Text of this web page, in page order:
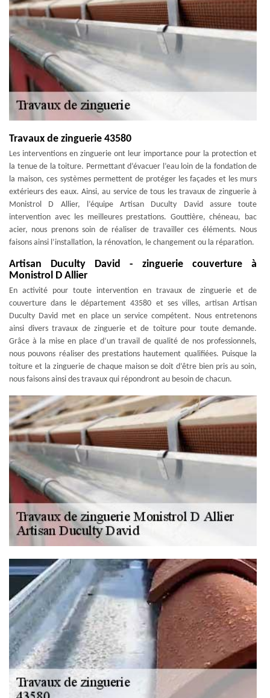
Travaux de zinguerie 43580
Les interventions en zinguerie ont leur importance pour la protection et
la tenue de la toiture. Permettant d’évacuer l’eau loin de la fondation de
la maison, ces systèmes permettent de protéger les façades et les murs
extérieurs des eaux. Ainsi, au service de tous les travaux de zinguerie à
Monistrol D Allier, l’équipe Artisan Duculty David assure toute
intervention avec les meilleures prestations. Gouttière, chéneau, bac
acier, nous prenons soin de réaliser de travailler ces éléments. Nous
faisons ainsi l’installation, la rénovation, le changement ou la réparation.
Artisan Duculty David - zinguerie couverture à
Monistrol D Allier
En activité pour toute intervention en travaux de zinguerie et de
couverture dans le département 43580 et ses villes, artisan Artisan
Duculty David met en place un service compétent. Nous entretenons
ainsi divers travaux de zinguerie et de toiture pour toute demande.
Grâce à la mise en place d’un travail de qualité de nos professionnels,
nous pouvons réaliser des prestations hautement qualifiées. Puisque la
toiture et la zinguerie de chaque maison se doit d’être bien pris au soin,
nous faisons ainsi des travaux qui répondront au besoin de chacun.